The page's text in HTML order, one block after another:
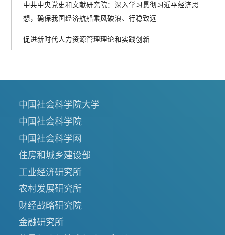
中共中央党史和文献研究院：深入学习贯彻习近平经济思
想，确保我国经济航船乘风破浪、行稳致远
促进新时代人力资源管理理论和实践创新
中国社会科学院大学
中国社会科学院
中国社会科学网
住房和城乡建设部
工业经济研究所
农村发展研究所
财经战略研究院
金融研究所